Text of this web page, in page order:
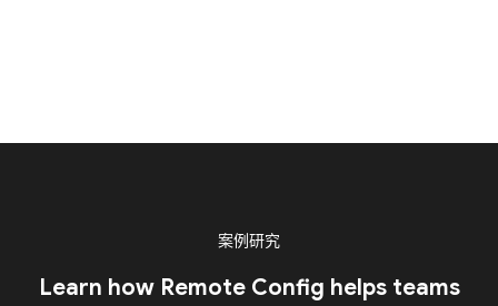
案例研究
Learn how Remote Config helps teams